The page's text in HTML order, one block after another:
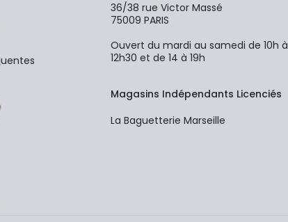
36/38 rue Victor Massé
75009 PARIS
Ouvert du mardi au samedi de 10h à
12h30 et de 14 à 19h
Magasins Indépendants Licenciés
La Baguetterie Marseille